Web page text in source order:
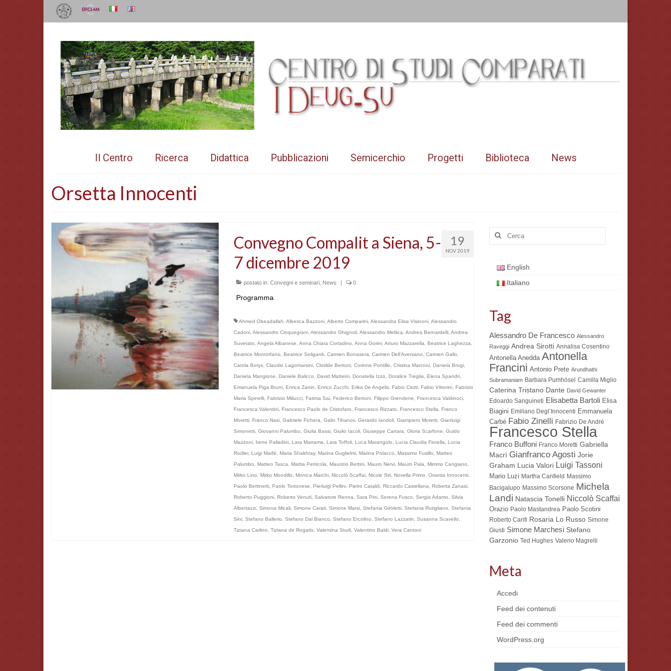
Il Centro Ricerca Didattica Pubblicazioni Semicerchio Progetti Biblioteca News
Orsetta Innocenti
19
NOV 2019
Convegno Compalit a Siena, 5-
7 dicembre 2019
postato in: Convegni e seminari, News | 0
Programma
Ahmed Obeadallah Alberica Bazzoni, Alberto Comparini, Alessandra Elisa Visinoni, Alessandro
Cadoni, Alessandro Cinquegrani, Alessandro Ghignoli, Alessandro Metlica Andrea Bernardelli, Andrea
Suverato Angela Albanese Anna Chiara Corradino Anna Gorini, Arturo Mazzarella Beatrice Laghezza
Beatrice Montorfano
Beatrice Seligardi, Carmen Bonasera Carmen Dell’Aversano Carmen Gallo
Carola Borys, Claudio Lagomarsini, Clotilde Bertoni, Corinne Pontillo Cristina Marconi, Daniela Brogi,
Daniela Mangione
Daniele Balicco David Matteini, Donatella Izzo Doralice Treglia Elena Spandri,
Emanuela Piga Bruni, Enrica Zanin Enrico Zucchi, Erika De Angelis, Fabio Ciotti, Fabio Vittorini, Fabrizio
Maria Spinelli, Fabrizio Miliucci, Fatima Sai, Federico Bertoni, Filippo Grendene Francesca Valdinoci,
Francesca Valentini, Francesco Paolo de Cristofaro Francesco Rizzato Francesco Stella
Franco
Moretti, Franco Nasi, Gabriele Fichera Galin Tihanov, Gerardo Iandoli, Giampiero Moretti, Gianluigi
Simonetti, Giovanni Palumbo Giulia Bassi, Giulio Iacoli, Giuseppe Carrara Gloria Scarfone
Guido
Mazzoni, Irene Palladini, Lara Marrama Lara Toffoli, Luca Marangolo Lucia Claudia Fiorella
Lucia
Rodler, Luigi Marfè Maria Shakhray, Marina Guglielmi, Marina Polacco Massimo Fusillo
Matteo
Palumbo
Matteo Tasca Mattia Petricola Maurizio Bettini, Mauro Nervi, Mauro Pala Mimmo Cangiano
Mirko Lino
Mirko Mondillo Monica Marchi, Niccolò Scaffai, Nicole Siri, Novella Primo Orsetta Innocenti,
Paolo Bertinetti, Paolo Tortonese Pierluigi Pellini, Pietro Cataldi, Riccardo Castellana Roberta Zanasi,
Roberto Puggioni, Roberto Venuti, Salvatore Renna Sara Pini, Serena Fusco Sergia Adamo
Silvia
Albertazzi, Simona Micali, Simone Carati, Simone Marsi, Stefania Giroletti, Stefania Rutigliano
Stefania
Sini, Stefano Ballerio Stefano Dal Bianco Stefano Ercolino Stefano Lazzarin Susanna Scavello
Tiziana Carlino
Tiziana de Rogatis, Valentina Sturli, Valentino Baldi, Vera Cantoni
Cerca:
English
Italiano
Tag
Alessandro De Francesco Alessandro
Raveggi Andrea Sirotti Annalisa Cosentino
Antonella Anedda Antonella
Francini Antonio Prete Arundhathi
Subramaniam Barbara Pumhösel Camilla Miglio
Caterina Tristano Dante David Gewanter
Edoardo Sanguineti Elisabetta Bartoli Elisa
Biagini Emiliano Degl’Innocenti Emmanuela
Carbé Fabio Zinelli Fabrizio De André
Francesco Stella
Franco Buffoni Franco Moretti Gabriella
Macrì Gianfranco Agosti Jorie
Graham Lucia Valori Luigi Tassoni
Mario Luzi Martha Canfield Massimo
Bacigalupo Massimo Scorsone Michela
Landi Natascia Tonelli Niccolò Scaffai
Orazio Paolo Mastandrea Paolo Scotini
Roberto Carifi Rosaria Lo Russo Simone
Giusti Simone Marchesi Stefano
Garzonio Ted Hughes Valerio Magrelli
Meta
Accedi
Feed dei contenuti
Feed dei commenti
WordPress.org